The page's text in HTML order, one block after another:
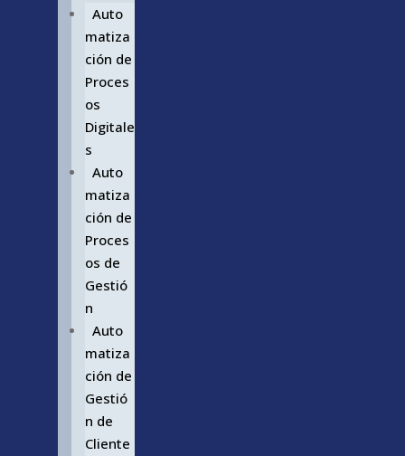
Auto
matiza
ción de
Proces
os
Digitale
s
Auto
matiza
ción de
Proces
os de
Gestió
n
Auto
matiza
ción de
Gestió
n de
Cliente